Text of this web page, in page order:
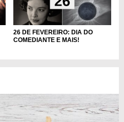
26 DE FEVEREIRO: DIA DO
COMEDIANTE E MAIS!